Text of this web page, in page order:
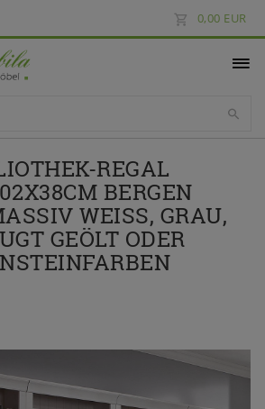
0,00 EUR
REGAL
BERGEN
WEISS, GRAU, G
GEÖLT ODER B